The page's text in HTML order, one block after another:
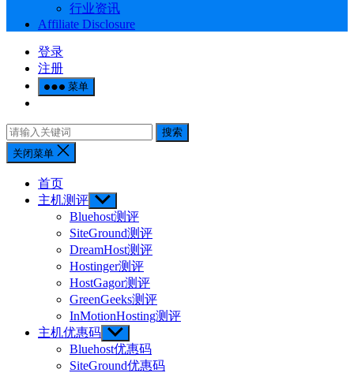
行业资讯
Affiliate Disclosure
登录
注册
菜单
搜索
关闭菜单
首页
主机测评 Show
sub
menu
Bluehost测评
SiteGround测评
DreamHost测评
Hostinger测评
HostGagor测评
GreenGeeks测评
InMotionHosting测评
主机优惠码 Show
sub
menu
Bluehost优惠码
SiteGround优惠码